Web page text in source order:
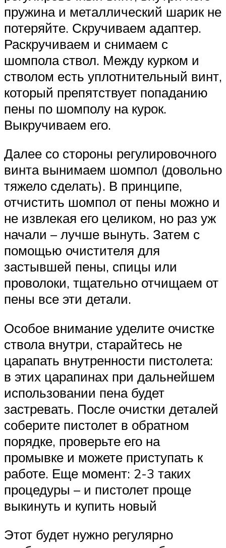
пружина и металлический шарик не
потеряйте. Скручиваем адаптер.
Раскручиваем и снимаем с
шомпола ствол. Между курком и
стволом есть уплотнительный винт,
который препятствует попаданию
пены по шомполу на курок.
Выкручиваем его.
Далее со стороны регулировочного
винта вынимаем шомпол (довольно
тяжело сделать). В принципе,
отчистить шомпол от пены можно и
не извлекая его целиком, но раз уж
начали – лучше вынуть. Затем с
помощью очистителя для
застывшей пены, спицы или
проволоки, тщательно отчищаем от
пены все эти детали.
Особое внимание уделите очистке
ствола внутри, старайтесь не
царапать внутренности пистолета:
в этих царапинах при дальнейшем
использовании пена будет
застревать. После очистки деталей
соберите пистолет в обратном
порядке, проверьте его на
промывке и можете приступать к
работе. Еще момент: 2-3 таких
процедуры – и пистолет проще
выкинуть и купить новый
Этот будет нужно регулярно